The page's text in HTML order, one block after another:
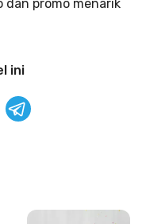
promo menarik
ini